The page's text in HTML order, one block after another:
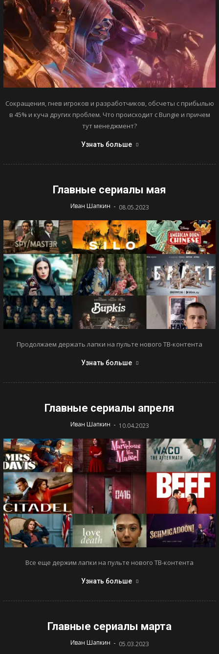
Сокращения, гнев игроков и разработчиков, обсчеты с прибылью
в 45% и куча других проблем. Что происходит с Bungie и причем
тут менеджмент?
Узнать больше
Главные сериалы мая
Иван Шапкин - 08.05.2023
Продолжаем держать лапки на пульте нового ТВ-контента
Узнать больше
Главные сериалы апреля
Иван Шапкин - 10.04.2023
Все еще держим лапки на пульте нового ТВ-контента
Узнать больше
Главные сериалы марта
Иван Шапкин - 05.03.2023